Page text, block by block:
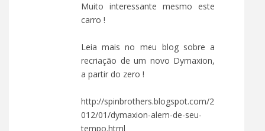
Muito interessante mesmo este
carro !
Leia mais no meu blog sobre a
recriação de um novo Dymaxion,
a partir do zero !
http://spinbrothers.blogspot.com/2
012/01/dymaxion-alem-de-seu-
tempo.html